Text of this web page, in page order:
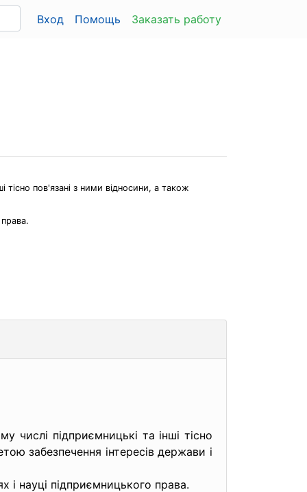
Вход Помощь Заказать работу
пов'язані з ними відносини, а також
підприємницькі та інші тісно
забезпечення інтересів держави і
і науці підприємницького права.